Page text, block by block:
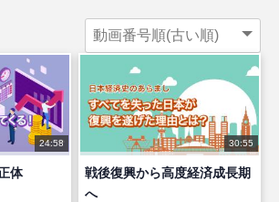
24:58
体
30:55
戦後復興から高度経済成長期
へ